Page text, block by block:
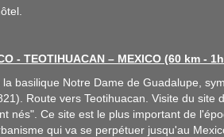
- TEOTIHUACAN – MEXICO (60 km -
la basilique Notre Dame de Guadalupe,
Route vers Teotihuacan. Visite du site
nés". Ce site est le plus important de
qui va se perpétuer jusqu'au